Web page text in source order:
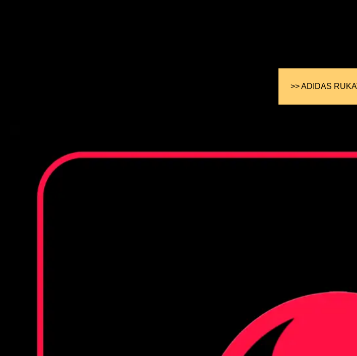
>> ADIDAS